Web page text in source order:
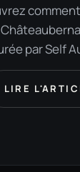
par Self
LIRE